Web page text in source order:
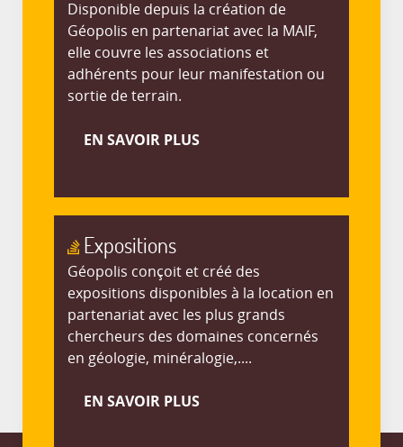
Disponible depuis la création de
Géopolis en partenariat avec la MAIF,
elle couvre les associations et
adhérents pour leur manifestation ou
sortie de terrain.
EN SAVOIR PLUS
Expositions
Géopolis conçoit et créé des
expositions disponibles à la location en
partenariat avec les plus grands
chercheurs des domaines concernés
en géologie, minéralogie,....
EN SAVOIR PLUS